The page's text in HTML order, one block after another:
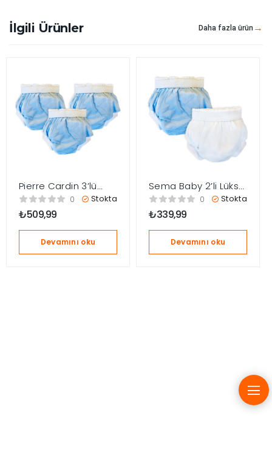
İlgili Ürünler Daha fazla ürün
Pierre Cardin 3’lü
Alıştırma Külodu 10-
15kg – Mavi
0 Stokta
₺509,99
Devamını oku
Sema Baby 2’li Lüks
Alıştırma Külodu 10-
15 kg – Beyaz/Mavi
0 Stokta
₺339,99
Devamını oku